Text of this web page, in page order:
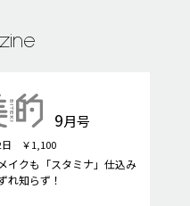
9月号
日 ￥1,100
イクも「スタミナ」仕込み
れ知らず！